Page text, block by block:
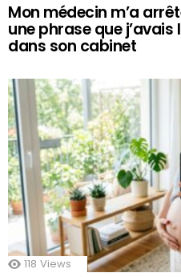
Mon médecin m’a
une phrase que
dans son cabinet
118 Views